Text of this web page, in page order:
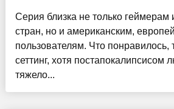
Серия близка не только геймерам
стран, но и американским,
пользователям. Что понравилось,
сеттинг, хотя постапокалипсисом
тяжело...